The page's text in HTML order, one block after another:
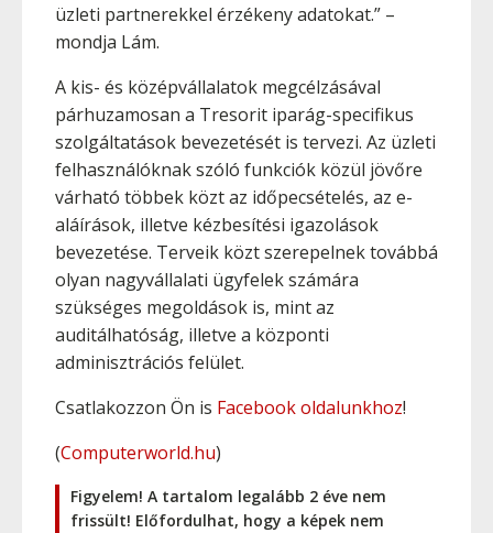
üzleti partnerekkel érzékeny adatokat.” –
mondja Lám.
A kis- és középvállalatok megcélzásával
párhuzamosan a Tresorit iparág-specifikus
szolgáltatások bevezetését is tervezi. Az üzleti
felhasználóknak szóló funkciók közül jövőre
várható többek közt az időpecsételés, az e-
aláírások, illetve kézbesítési igazolások
bevezetése. Terveik közt szerepelnek továbbá
olyan nagyvállalati ügyfelek számára
szükséges megoldások is, mint az
auditálhatóság, illetve a központi
adminisztrációs felület.
Csatlakozzon Ön is Facebook oldalunkhoz!
(Computerworld.hu)
Figyelem! A tartalom legalább 2 éve nem
frissült! Előfordulhat, hogy a képek nem